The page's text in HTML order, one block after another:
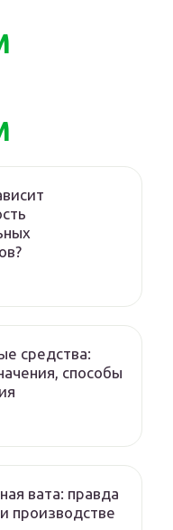
средства:
способы
вата: правда
производстве